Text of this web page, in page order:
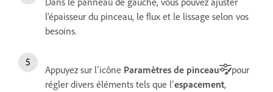
l'épaisseur du pinceau, le flux et le lissage selon vos
besoins.
Appuyez sur l’icône Paramètres de pinceau
pour
régler divers éléments tels que l’espacement,